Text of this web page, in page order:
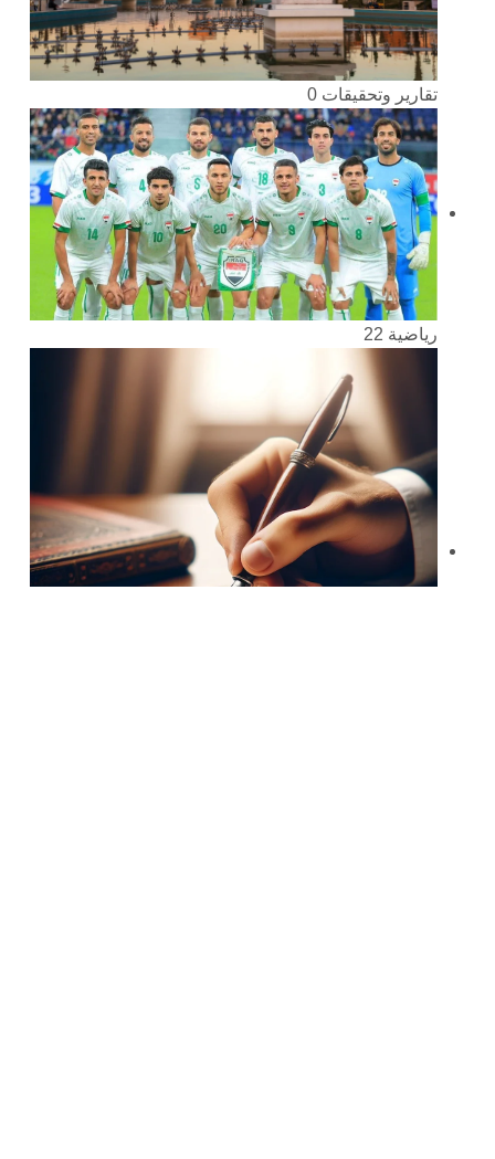
تقارير وتحقيقات 0
رياضية 22